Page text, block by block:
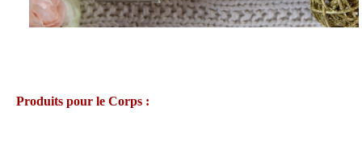
Produits pour le Corps :